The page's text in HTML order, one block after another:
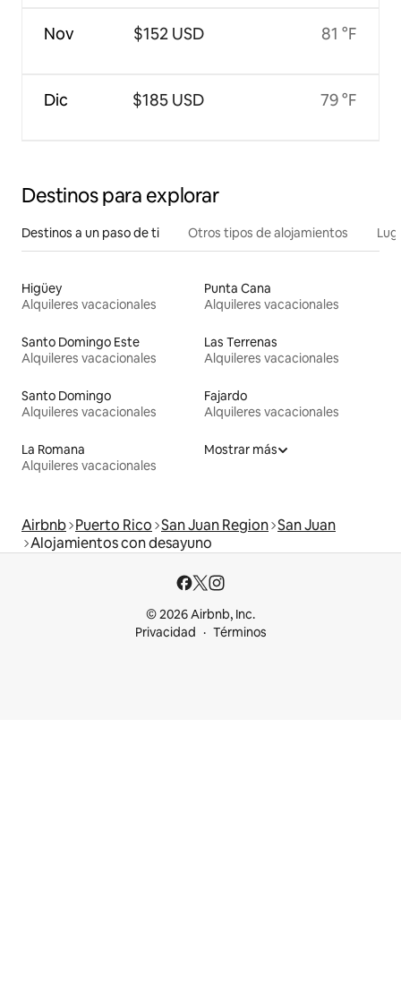
Nov
Dic
$152 USD
$185 USD
81 °F
79 °F
Destinos para explorar
Destinos a un paso de ti Otros tipos de alojamientos
Higüey
Alquileres vacacionales
Punta Cana
Alquileres vacacionales
Santo Domingo Este
Alquileres vacacionales
Las Terrenas
Alquileres vacacionales
Santo Domingo
Alquileres vacacionales
Fajardo
Alquileres vacacionales
La Romana
Alquileres vacacionales
Mostrar más
Airbnb Puerto Rico San Juan Region San Juan
Alojamientos con desayuno
© 2026 Airbnb, Inc.
Privacidad
Términos